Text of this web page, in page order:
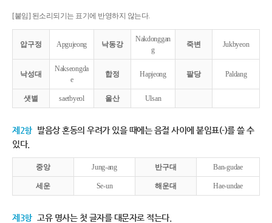
[붙임] 된소리되기는 표기에 반영하지 않는다.
압구정 Apgujeong 낙동강
Nakdonggan
g
죽변 Jukbyeon
낙성대
Nakseongda
e
합정 Hapjeong 팔당 Paldang
샛별 saetbyeol 울산 Ulsan
제2항 발음상 혼동의 우려가 있을 때에는 음절 사이에 붙임표(-)를 쓸 수
있다.
중앙 Jung-ang 반구대 Ban-gudae
세운 Se-un 해운대 Hae-undae
제3항 고유 명사는 첫 글자를 대문자로 적는다.